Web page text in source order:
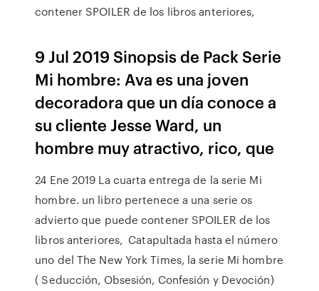
contener SPOILER de los libros anteriores,
9 Jul 2019 Sinopsis de Pack Serie
Mi hombre: Ava es una joven
decoradora que un día conoce a
su cliente Jesse Ward, un
hombre muy atractivo, rico, que
24 Ene 2019 La cuarta entrega de la serie Mi
hombre. un libro pertenece a una serie os
advierto que puede contener SPOILER de los
libros anteriores, Catapultada hasta el número
uno del The New York Times, la serie Mi hombre
( Seducción, Obsesión, Confesión y Devoción)